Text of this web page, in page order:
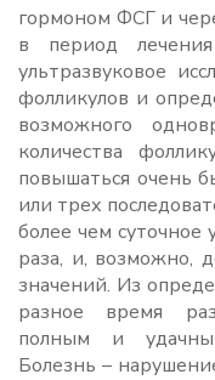
гормоном ФСГ и
в период
ультразвуковое
фолликулов и
возможного
количества
повышаться очень
или трех
более чем суточное
раза, и, возможно,
значений. Из
разное время
полным и
Болезнь –